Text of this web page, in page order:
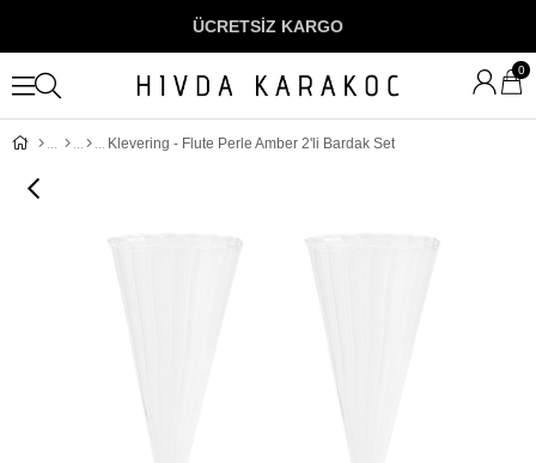
ÜCRETSİZ KARGO
0
Klevering - Flute Perle Amber 2'li Bardak Set